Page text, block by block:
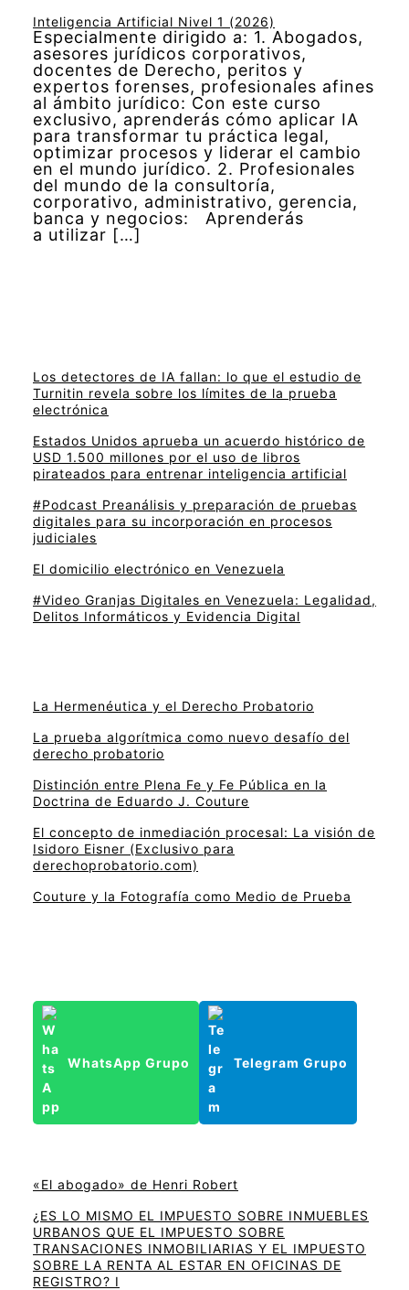
Inteligencia Artificial Nivel 1 (2026)
Especialmente dirigido a: 1. Abogados,
asesores jurídicos corporativos,
docentes de Derecho, peritos y
expertos forenses, profesionales afines
al ámbito jurídico: Con este curso
exclusivo, aprenderás cómo aplicar IA
para transformar tu práctica legal,
optimizar procesos y liderar el cambio
en el mundo jurídico. 2. Profesionales
del mundo de la consultoría,
corporativo, administrativo, gerencia,
banca y negocios: Aprenderás
a utilizar […]
Los detectores de IA fallan: lo que el estudio de
Turnitin revela sobre los límites de la prueba
electrónica
Estados Unidos aprueba un acuerdo histórico de
USD 1.500 millones por el uso de libros
pirateados para entrenar inteligencia artificial
#Podcast Preanálisis y preparación de pruebas
digitales para su incorporación en procesos
judiciales
El domicilio electrónico en Venezuela
#Video Granjas Digitales en Venezuela: Legalidad,
Delitos Informáticos y Evidencia Digital
La Hermenéutica y el Derecho Probatorio
La prueba algorítmica como nuevo desafío del
derecho probatorio
Distinción entre Plena Fe y Fe Pública en la
Doctrina de Eduardo J. Couture
El concepto de inmediación procesal: La visión de
Isidoro Eisner (Exclusivo para
derechoprobatorio.com)
Couture y la Fotografía como Medio de Prueba
WhatsApp Grupo Telegram Grupo
«El abogado» de Henri Robert
¿ES LO MISMO EL IMPUESTO SOBRE INMUEBLES
URBANOS QUE EL IMPUESTO SOBRE
TRANSACIONES INMOBILIARIAS Y EL IMPUESTO
SOBRE LA RENTA AL ESTAR EN OFICINAS DE
REGISTRO? I